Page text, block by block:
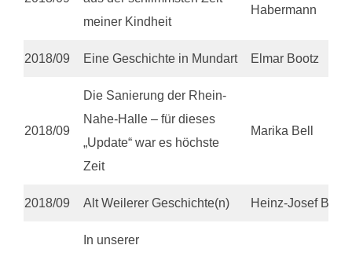
meiner Kindheit
Habermann
2018/09 Eine Geschichte in Mundart Elmar Bootz
2018/09
Die Sanierung der Rhein-
Nahe-Halle – für dieses
„Update“ war es höchste
Zeit
Marika Bell
2018/09 Alt Weilerer Geschichte(n) Heinz-Josef Bell
In unserer